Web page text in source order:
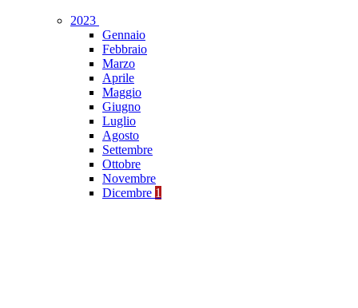
2023
Gennaio
Febbraio
Marzo
Aprile
Maggio
Giugno
Luglio
Agosto
Settembre
Ottobre
Novembre
Dicembre 1